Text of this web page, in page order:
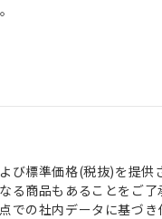
標準価格(税抜)を提供
商品もあることをご了
の社内データに基づ